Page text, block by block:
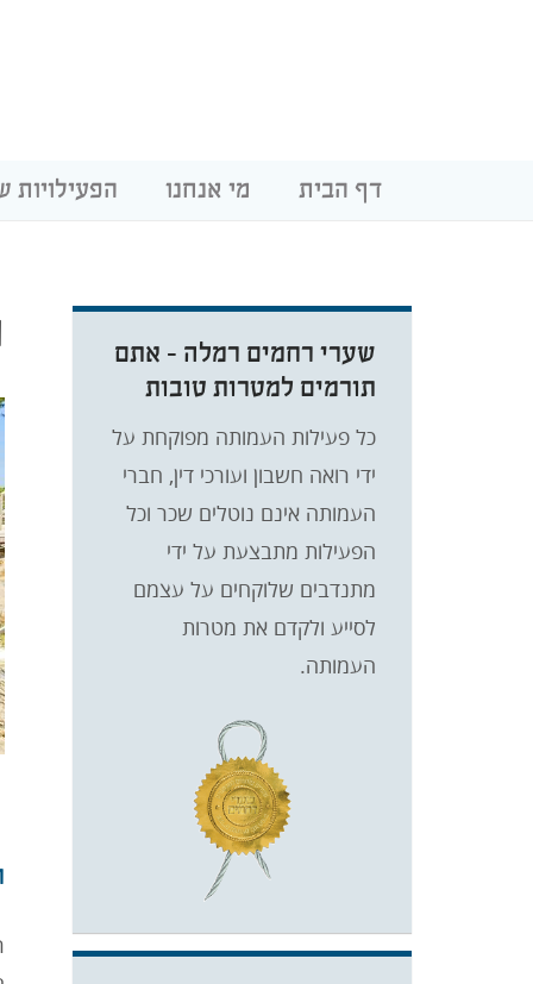
דף הבית מי אנחנו הפעילויות
שערי רחמים רמלה - אתם
תורמים למטרות טובות
כל פעילות העמותה מפוקחת על
ידי רואה חשבון ועורכי דין, חברי
העמותה אינם נוטלים שכר וכל
הפעילות מתבצעת על ידי
מתנדבים שלוקחים על עצמם
לסייע ולקדם את מטרות
העמותה.